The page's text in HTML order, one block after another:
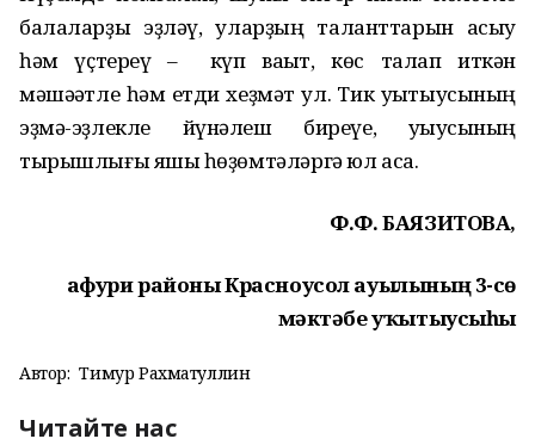
балаларҙы эҙләү, уларҙың таланттарын асыу
һәм үҫтереү – күп ваҡыт, көс талап иткән
мәшәҡәтле һәм етди хеҙмәт ул. Тик уҡытыусының
эҙмә-эҙлекле йүнәлеш биреүе, уҡыусының
тырышлығы яҡшы һөҙөмтәләргә юл аса.
Ф.Ф. БАЯЗИТОВА,
Ғафури районы Красноусол ауылының 3-сө
мәктәбе уҡытыусыһы
Автор: Тимур Рахматуллин
Читайте нас